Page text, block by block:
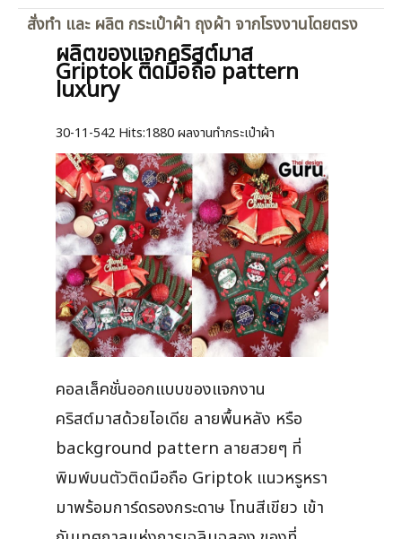
สั่งทำ และ ผลิต กระเป๋าผ้า ถุงผ้า จากโรงงานโดยตรง
ผลิตของแจกคริสต์มาส
Griptok ติดมือถือ pattern
luxury
30-11-542 Hits:1880 ผลงานทำกระเป๋าผ้า
คอลเล็คชั่นออกแบบของแจกงาน
คริสต์มาสด้วยไอเดีย ลายพื้นหลัง หรือ
background pattern ลายสวยๆ ที่
พิมพ์บนตัวติดมือถือ Griptok แนวหรูหรา
มาพร้อมการ์ดรองกระดาษ โทนสีเขียว เข้า